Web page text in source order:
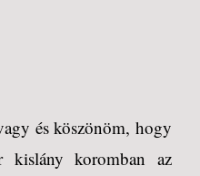
és köszönöm, hogy
kislány koromban az